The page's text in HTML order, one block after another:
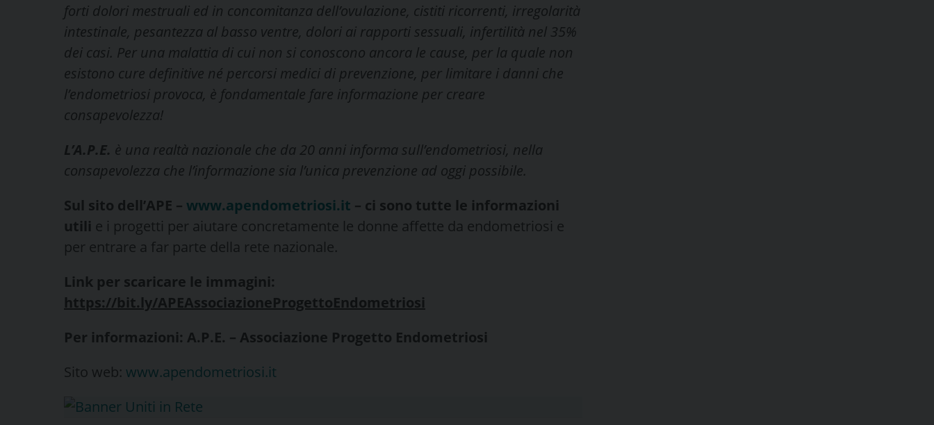
forti dolori mestruali ed in concomitanza dell’ovulazione, cistiti ricorrenti, irregolarità
intestinale, pesantezza al basso ventre, dolori ai rapporti sessuali, infertilità nel 35%
dei casi. Per una malattia di cui non si conoscono ancora le cause, per la quale non
esistono cure definitive né percorsi medici di prevenzione, per limitare i danni che
l’endometriosi provoca, è fondamentale fare informazione per creare
consapevolezza!
L’A.P.E. è una realtà nazionale che da 20 anni informa sull’endometriosi, nella
consapevolezza che l’informazione sia l’unica prevenzione ad oggi possibile.
Sul sito dell’APE – www.apendometriosi.it – ci sono tutte le informazioni
utili e i progetti per aiutare concretamente le donne affette da endometriosi e
per entrare a far parte della rete nazionale.
Link per scaricare le immagini:
https://bit.ly/APEAssociazioneProgettoEndometriosi
Per informazioni: A.P.E. – Associazione Progetto Endometriosi
Sito web: www.apendometriosi.it